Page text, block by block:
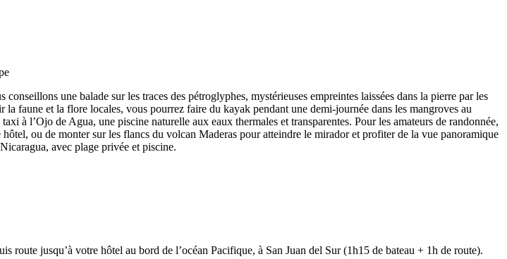
une balade sur les traces des pétroglyphes, mystérieuses empreintes laissées dans la pierre par les
faune et la flore locales, vous pourrez faire du kayak pendant une demi-journée dans les mangroves au
à l’Ojo de Agua, une piscine naturelle aux eaux thermales et transparentes. Pour les amateurs de randonnée,
ou de monter sur les flancs du volcan Maderas pour atteindre le mirador et profiter de la vue panoramique
avec plage privée et piscine.
jusqu’à votre hôtel au bord de l’océan Pacifique, à San Juan del Sur (1h15 de bateau + 1h de route).